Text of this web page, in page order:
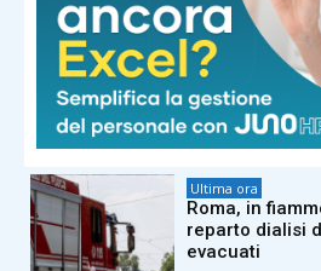
Ultima ora
Ceccon torna
l’oro olimpico
“Stavolta stanza
Ultima ora
Roma, in
reparto dialisi
evacuati